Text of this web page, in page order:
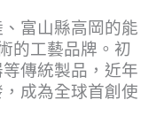
富山縣高岡的能
的工藝品牌。初
傳統製品，近年
成為全球首創使